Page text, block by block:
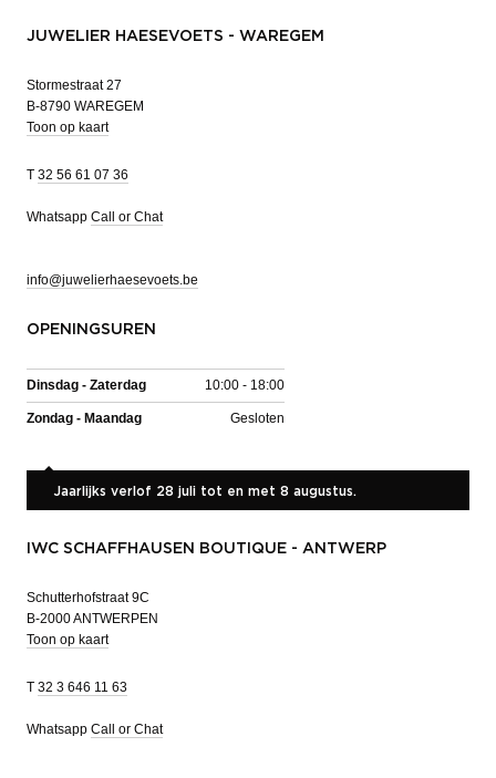
JUWELIER HAESEVOETS - WAREGEM
Stormestraat 27
B-8790 WAREGEM
Toon op kaart
T 32 56 61 07 36
Whatsapp Call or Chat
info@juwelierhaesevoets.be
OPENINGSUREN
Dinsdag - Zaterdag 10:00 - 18:00
Zondag - Maandag Gesloten
Jaarlijks verlof 28 juli tot en met 8 augustus.
IWC SCHAFFHAUSEN BOUTIQUE - ANTWERP
Schutterhofstraat 9C
B-2000 ANTWERPEN
Toon op kaart
T 32 3 646 11 63
Whatsapp Call or Chat